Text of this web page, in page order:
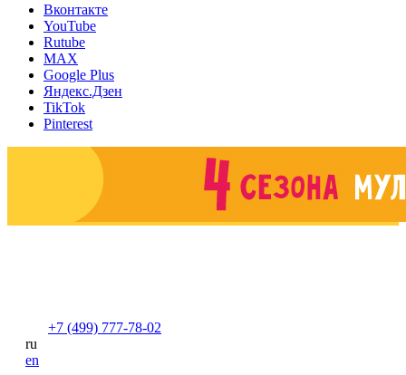
Вконтакте
YouTube
Rutube
MAX
Google Plus
Яндекс.Дзен
TikTok
Pinterest
+7 (499) 777-78-02
ru
en